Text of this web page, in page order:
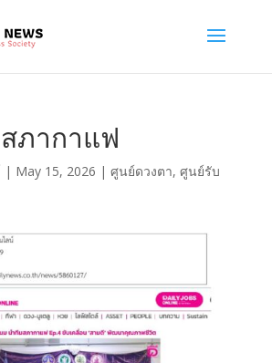
ภากาแฟ
| May 15, 2026 | ศูนย์ดวงตา, ศูนย์รับ